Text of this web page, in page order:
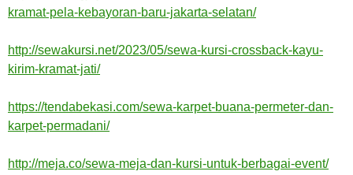
kramat-pela-kebayoran-baru-jakarta-selatan/
http://sewakursi.net/2023/05/sewa-kursi-crossback-kayu-
kirim-kramat-jati/
https://tendabekasi.com/sewa-karpet-buana-permeter-dan-
karpet-permadani/
http://meja.co/sewa-meja-dan-kursi-untuk-berbagai-event/